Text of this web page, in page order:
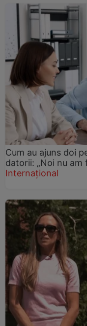
Cum au ajuns doi
datorii: „Noi nu am
Internațional